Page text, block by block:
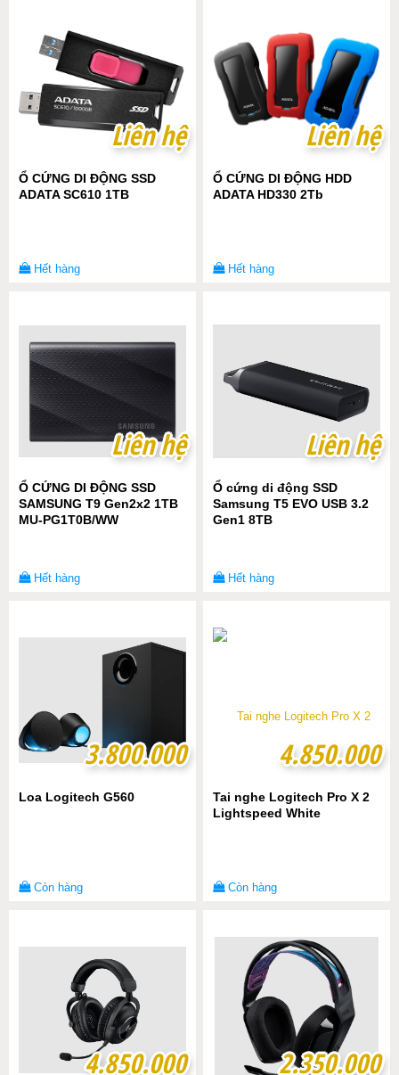
Liên hệ
Liên hệ
Ổ CỨNG DI ĐỘNG SSD
ADATA SC610 1TB
Hết hàng
Liên hệ
Liên hệ
Ổ CỨNG DI ĐỘNG HDD
ADATA HD330 2Tb
Hết hàng
Liên hệ
Liên hệ
Ổ CỨNG DI ĐỘNG SSD
SAMSUNG T9 Gen2x2 1TB
MU-PG1T0B/WW
Hết hàng
Liên hệ
Liên hệ
Ổ cứng di động SSD
Samsung T5 EVO USB 3.2
Gen1 8TB
Hết hàng
3.800.000
3.800.000
Loa Logitech G560
Còn hàng
4.850.000
4.850.000
Tai nghe Logitech Pro X 2
Lightspeed White
Còn hàng
4.850.000
4.850.000 2.350.000
2.350.000